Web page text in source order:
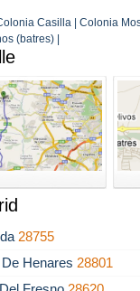
Casilla | Colonia
(batres) |
28755
Henares 28801